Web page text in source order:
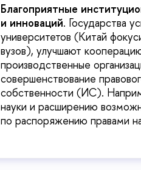
Благоприятные
и инноваций. Государства
университетов (Китай
вузов), улучшают
производственные
совершенствование
собственности (ИС).
науки и расширению
по распоряжению правами